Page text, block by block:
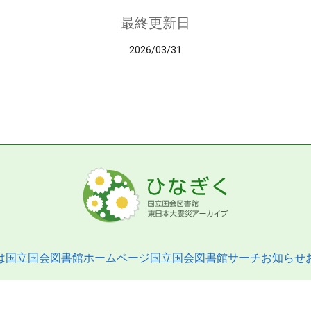
最終更新日
2026/03/31
国立国会図書館ホームページ国立国会図書館サーチお知らせ